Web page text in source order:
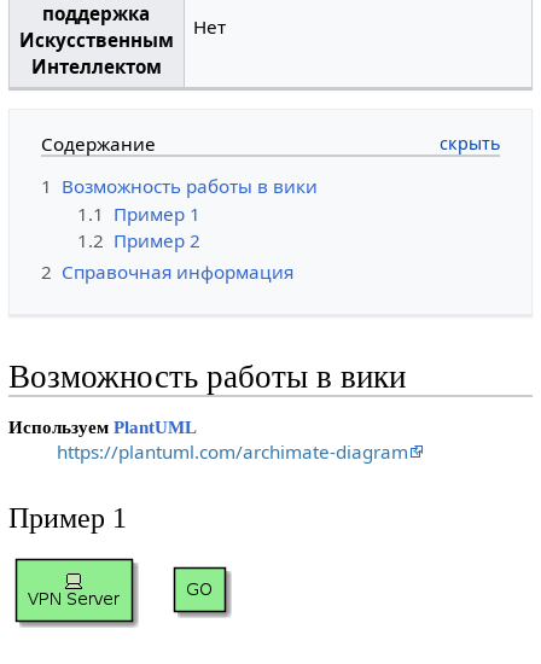
поддержка
Искусственным
Интеллектом
Нет
Содержание
1 Возможность работы в вики
1.1 Пример 1
1.2 Пример 2
2 Справочная информация
Возможность работы в вики
Используем PlantUML
https://plantuml.com/archimate-diagram
Пример 1